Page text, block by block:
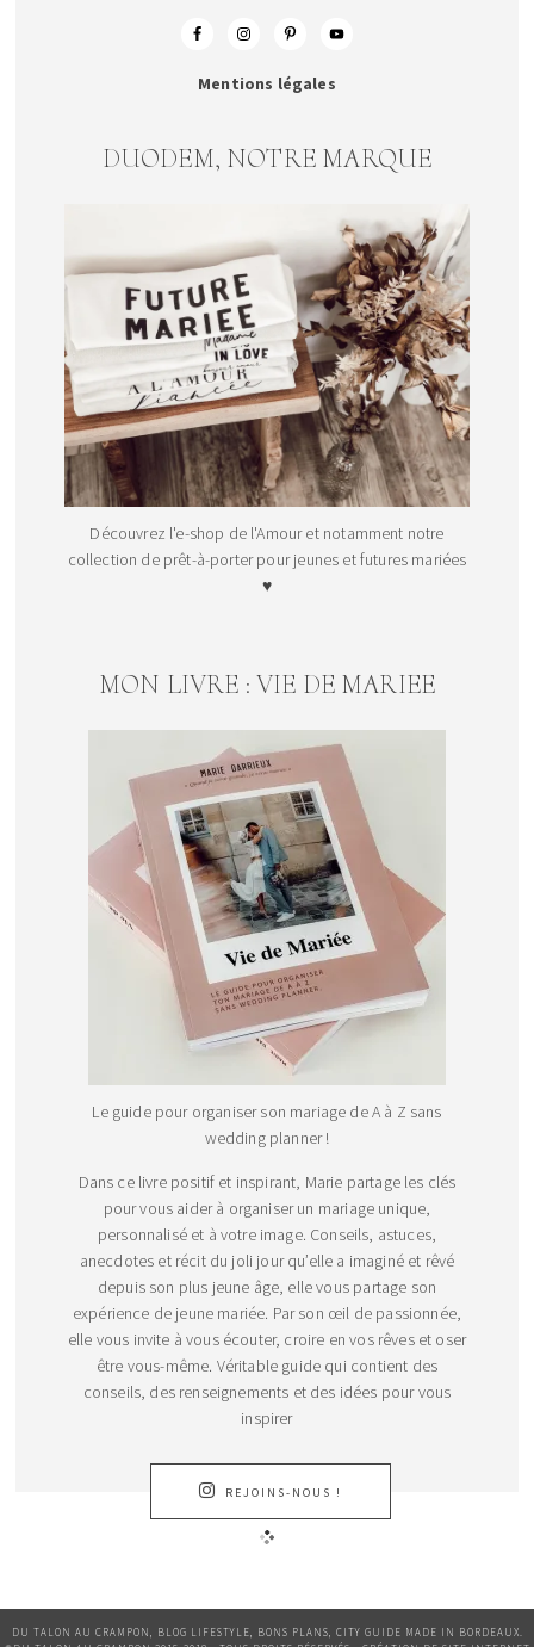
Mentions légales
DUODEM, NOTRE MARQUE
Découvrez l'e-shop de l'Amour et notamment notre
collection de prêt-à-porter pour jeunes et futures mariées
♥
MON LIVRE : VIE DE MARIEE
Le guide pour organiser son mariage de A à Z sans
wedding planner !
Dans ce livre positif et inspirant, Marie partage les clés
pour vous aider à organiser un mariage unique,
personnalisé et à votre image. Conseils, astuces,
anecdotes et récit du joli jour qu’elle a imaginé et rêvé
depuis son plus jeune âge, elle vous partage son
expérience de jeune mariée. Par son œil de passionnée,
elle vous invite à vous écouter, croire en vos rêves et oser
être vous-même. Véritable guide qui contient des
conseils, des renseignements et des idées pour vous
inspirer
REJOINS-NOUS !
DU TALON AU CRAMPON, BLOG LIFESTYLE, BONS PLANS, CITY GUIDE MADE IN BORDEAUX.